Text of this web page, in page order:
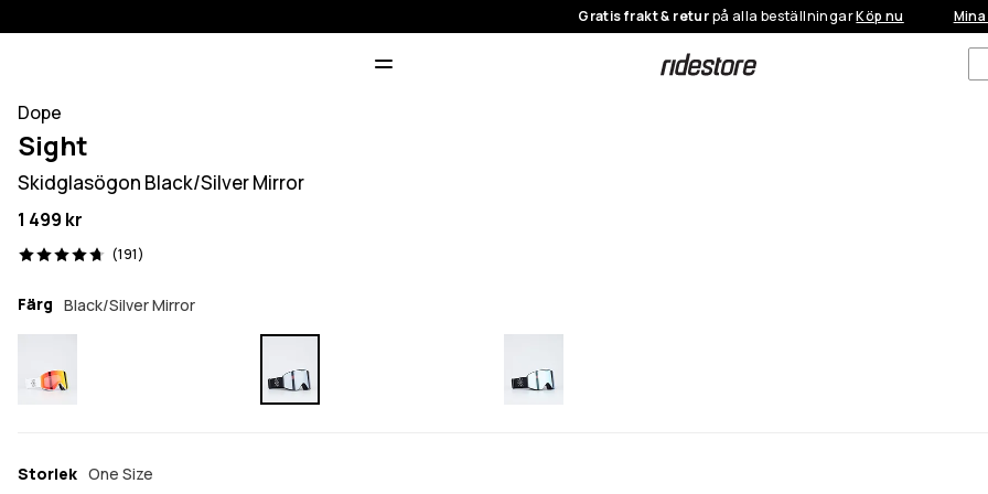
Gratis frakt & returpå alla beställningarKöp nu
Dope
Sight
Skidglasögon Black/Silver Mirror
1 499 kr
(191)
191 recensioner, 4.7/5
Färg Black/Silver Mirror
Storlek One Size